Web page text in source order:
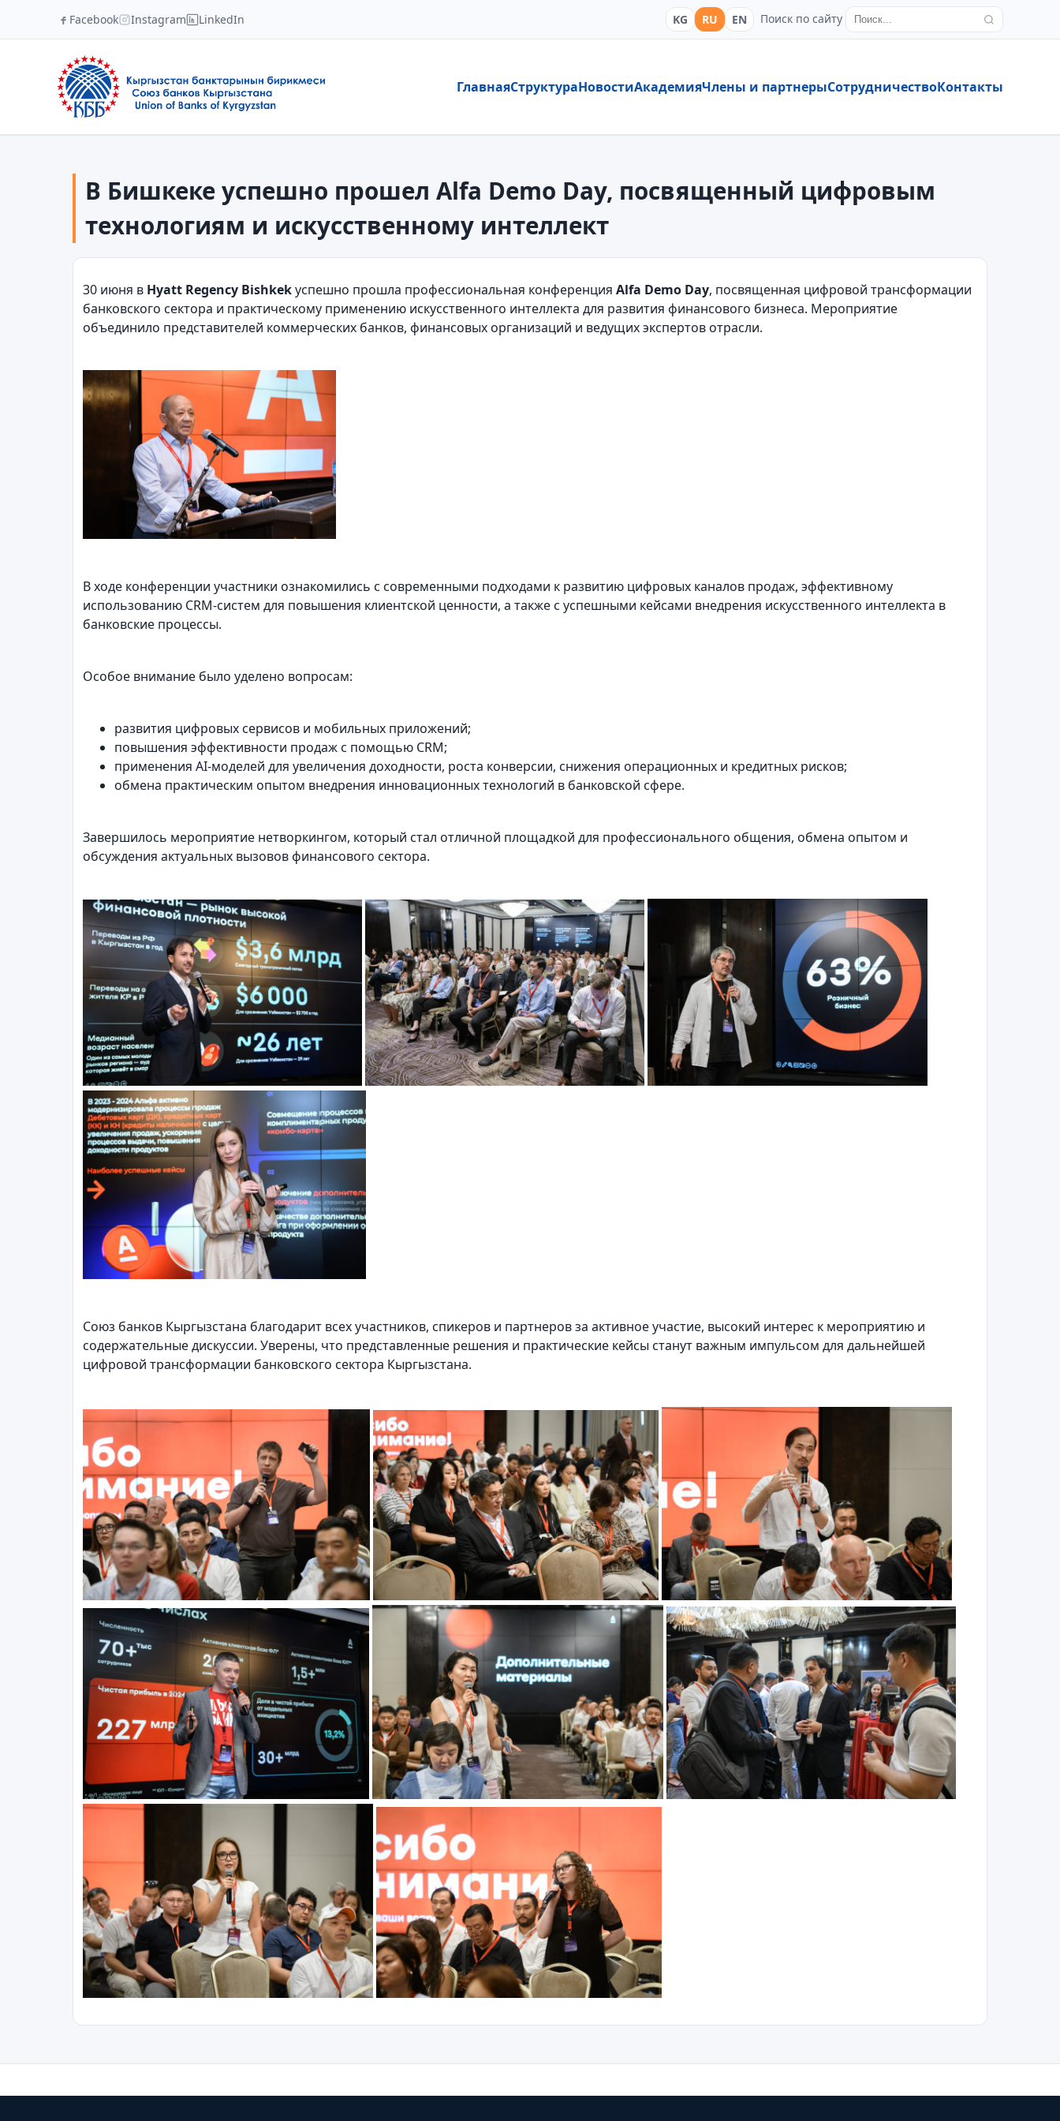
Facebook Instagram LinkedIn KG RU EN Поиск по сайту
ГлавнаяСтруктураНовостиАкадемияЧлены и партнерыСотрудничествоКонтакты
В Бишкеке успешно прошел Alfa Demo Day, посвященный цифровым
технологиям и искусственному интеллект
30 июня в Hyatt Regency Bishkekуспешно прошла профессиональная конференция Alfa Demo Day, посвященная цифровой трансформации
банковского сектора и практическому применению искусственного интеллекта для развития финансового бизнеса. Мероприятие
объединило представителей коммерческих банков, финансовых организаций и ведущих экспертов отрасли.
В ходе конференции участники ознакомились с современными подходами к развитию цифровых каналов продаж, эффективному
использованию CRM-систем для повышения клиентской ценности, а также с успешными кейсами внедрения искусственного интеллекта в
банковские процессы.
Особое внимание было уделено вопросам:
развития цифровых сервисов и мобильных приложений;
повышения эффективности продаж с помощью CRM;
применения AI-моделей для увеличения доходности, роста конверсии, снижения операционных и кредитных рисков;
обмена практическим опытом внедрения инновационных технологий в банковской сфере.
Завершилось мероприятие нетворкингом, который стал отличной площадкой для профессионального общения, обмена опытом и
обсуждения актуальных вызовов финансового сектора.
Союз банков Кыргызстана благодарит всех участников, спикеров и партнеров за активное участие, высокий интерес к мероприятию и
содержательные дискуссии. Уверены, что представленные решения и практические кейсы станут важным импульсом для дальнейшей
цифровой трансформации банковского сектора Кыргызстана.